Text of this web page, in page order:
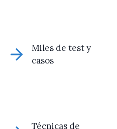
Miles de test y
casos
Técnicas de